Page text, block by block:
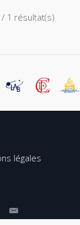
/ 1 résultat(s)
légales